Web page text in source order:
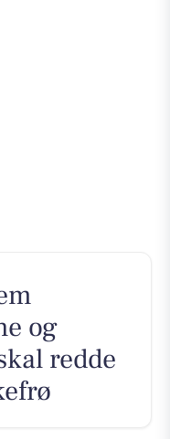
og
redde